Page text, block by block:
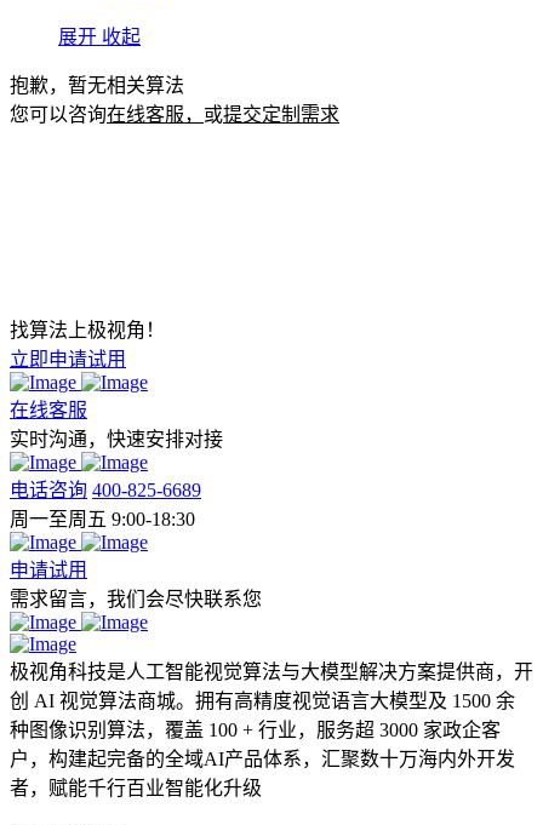
展开 收起
抱歉，暂无相关算法
您可以咨询在线客服， 或提交定制需求
找算法上极视角！
立即申请试用
在线客服
实时沟通，快速安排对接
电话咨询 400-825-6689
周一至周五 9:00-18:30
申请试用
需求留言，我们会尽快联系您
极视角科技是人工智能视觉算法与大模型解决方案提供商，开
创 AI 视觉算法商城。拥有高精度视觉语言大模型及 1500 余
种图像识别算法，覆盖 100 + 行业，服务超 3000 家政企客
户，构建起完备的全域AI产品体系，汇聚数十万海内外开发
者，赋能千行百业智能化升级